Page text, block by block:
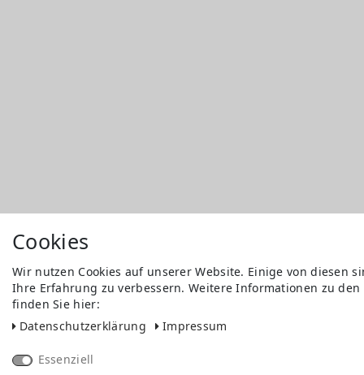
Cookies
Wir nutzen Cookies auf unserer Website. Einige von diesen
Ihre Erfahrung zu verbessern. Weitere Informationen zu
finden Sie hier:
Daten­schutz­erklärung
Impressum
Essenziell